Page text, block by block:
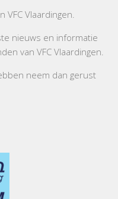
VFC Vlaardingen.
nieuws en informatie
van VFC Vlaardingen.
neem dan gerust